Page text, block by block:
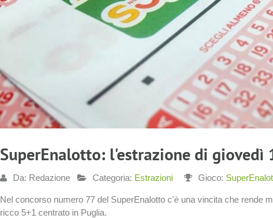
SuperEnalotto: l'estrazione di giovedì
Da: Redazione Categoria: Estrazioni Gioco:
Nel concorso numero 77 del SuperEnalotto c'è una vincita che rende
ricco 5+1 centrato in Puglia.